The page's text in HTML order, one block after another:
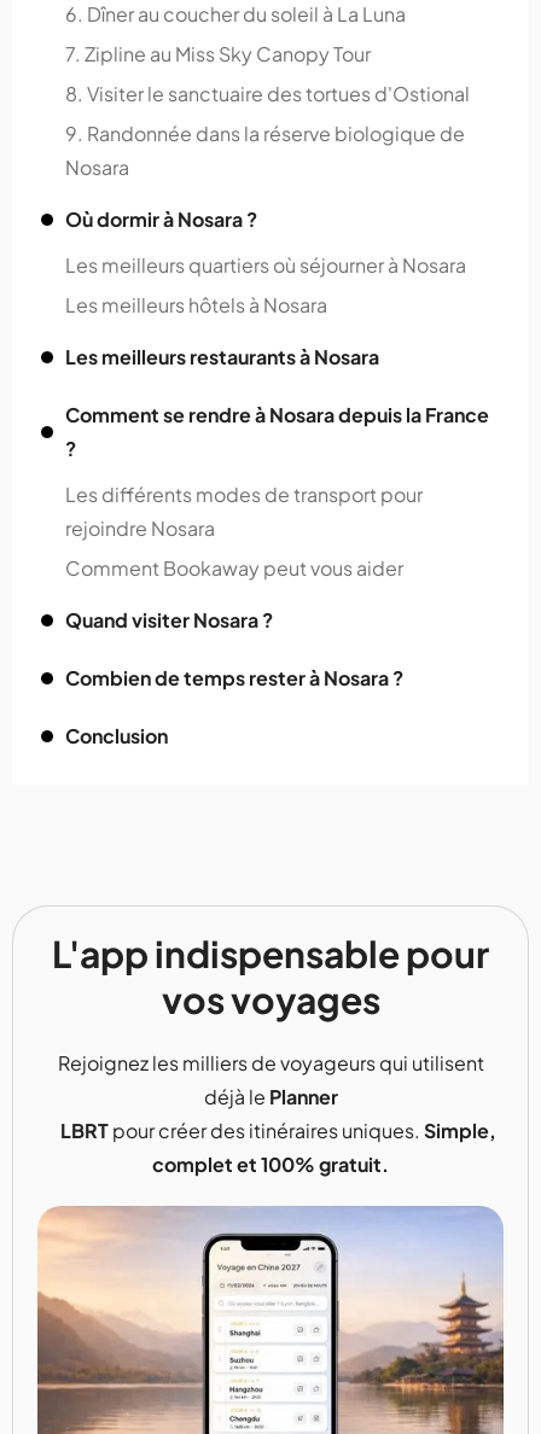
6. Dîner au coucher du soleil à La Luna
7. Zipline au Miss Sky Canopy Tour
8. Visiter le sanctuaire des tortues d'Ostional
9. Randonnée dans la réserve biologique de
Nosara
Où dormir à Nosara ?
Les meilleurs quartiers où séjourner à Nosara
Les meilleurs hôtels à Nosara
Les meilleurs restaurants à Nosara
Comment se rendre à Nosara depuis la France
?
Les différents modes de transport pour
rejoindre Nosara
Comment Bookaway peut vous aider
Quand visiter Nosara ?
Combien de temps rester à Nosara ?
Conclusion
L'app indispensable pour
vos voyages
Rejoignez les milliers de voyageurs qui utilisent
déjà le Planner
LBRTpour créer des itinéraires uniques. Simple,
complet et 100% gratuit.